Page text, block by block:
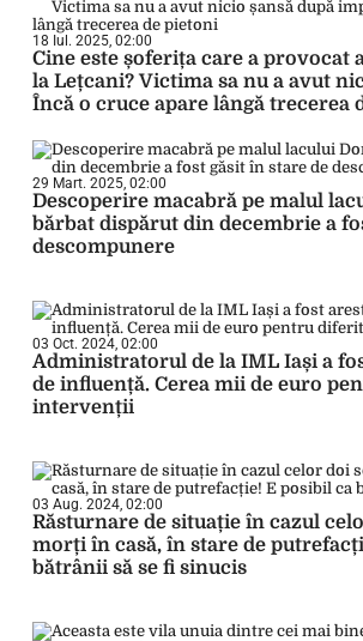
18 Iul. 2025, 02:00
Cine este șoferița care a provocat
la Lețcani? Victima sa nu a avut
Încă o cruce apare lângă trecerea
29 Mart. 2025, 02:00
Descoperire macabră pe malul
bărbat dispărut din decembrie a
descompunere
03 Oct. 2024, 02:00
Administratorul de la IML Iași a
de influență. Cerea mii de euro
intervenții
03 Aug. 2024, 02:00
Răsturnare de situație în cazul
morți în casă, în stare de
bătrânii să se fi sinucis